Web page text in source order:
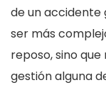
de un accidente
ser más
reposo, sino
gestión alguna